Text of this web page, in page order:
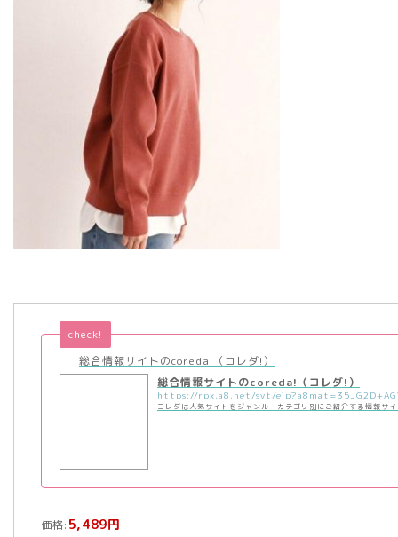
総合情報サイトのcoreda!（コレダ!）
check!
総合情報サイトのcoreda!（コレダ!）
コレダは人気サイトをジャンル・カテゴリ別にご紹介する情報サ
価格: 5,489円